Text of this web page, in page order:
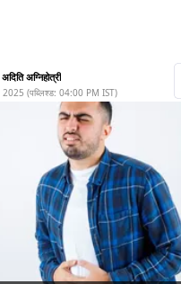
अदिति अग्निहोत्री
2025 (पब्लिश्ड: 04:00 PM IST)